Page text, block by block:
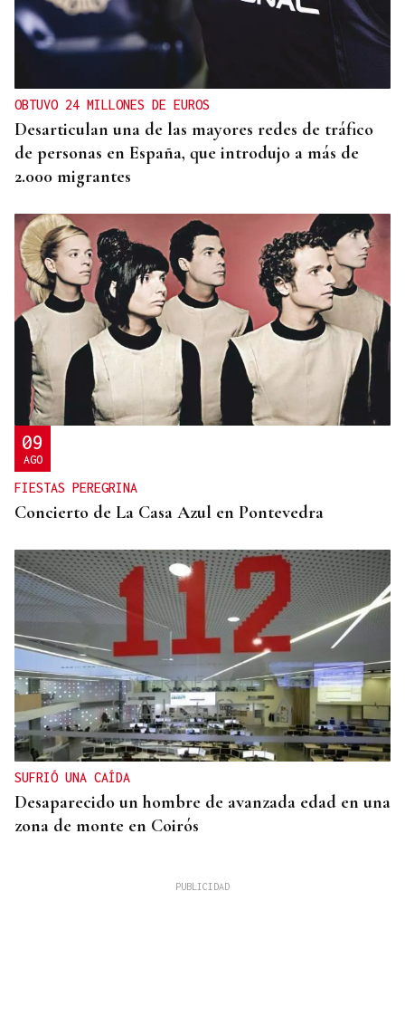
TRES CONEXIONES
Refuerzo en el autobús entre O Carballiño y
Ourense con dos nuevas frecuencias
OBTUVO 24 MILLONES DE EUROS
Desarticulan una de las mayores redes de tráfico
de personas en España, que introdujo a más de
2.000 migrantes
09
AGO
FIESTAS PEREGRINA
Concierto de La Casa Azul en Pontevedra
SUFRIÓ UNA CAÍDA
Desaparecido un hombre de avanzada edad en una
zona de monte en Coirós